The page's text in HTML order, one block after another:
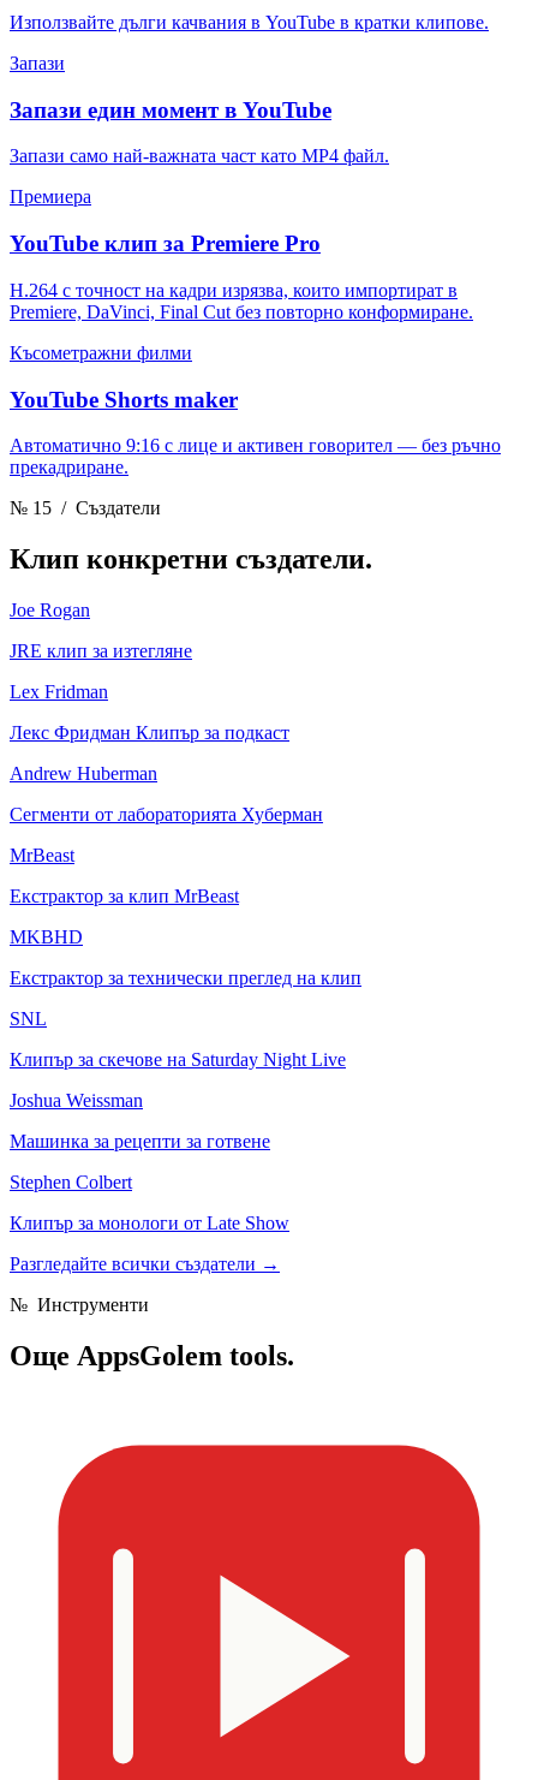
Използвайте дълги качвания в YouTube в кратки клипове.
Запази
Запази един момент в YouTube
Запази само най-важната част като MP4 файл.
Премиера
YouTube клип за Premiere Pro
H.264 с точност на кадри изрязва, които импортират в
Premiere, DaVinci, Final Cut без повторно конформиране.
Късометражни филми
YouTube Shorts maker
Автоматично 9:16 с лице и активен говорител — без ръчно
прекадриране.
№ 15 / Създатели
Клип конкретни създатели.
Joe Rogan
JRE клип за изтегляне
Lex Fridman
Лекс Фридман Клипър за подкаст
Andrew Huberman
Сегменти от лабораторията Хуберман
MrBeast
Екстрактор за клип MrBeast
MKBHD
Екстрактор за технически преглед на клип
SNL
Клипър за скечове на Saturday Night Live
Joshua Weissman
Машинка за рецепти за готвене
Stephen Colbert
Клипър за монологи от Late Show
Разгледайте всички създатели →
№ Инструменти
Още AppsGolem tools.